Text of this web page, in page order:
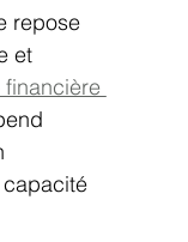
repose
et